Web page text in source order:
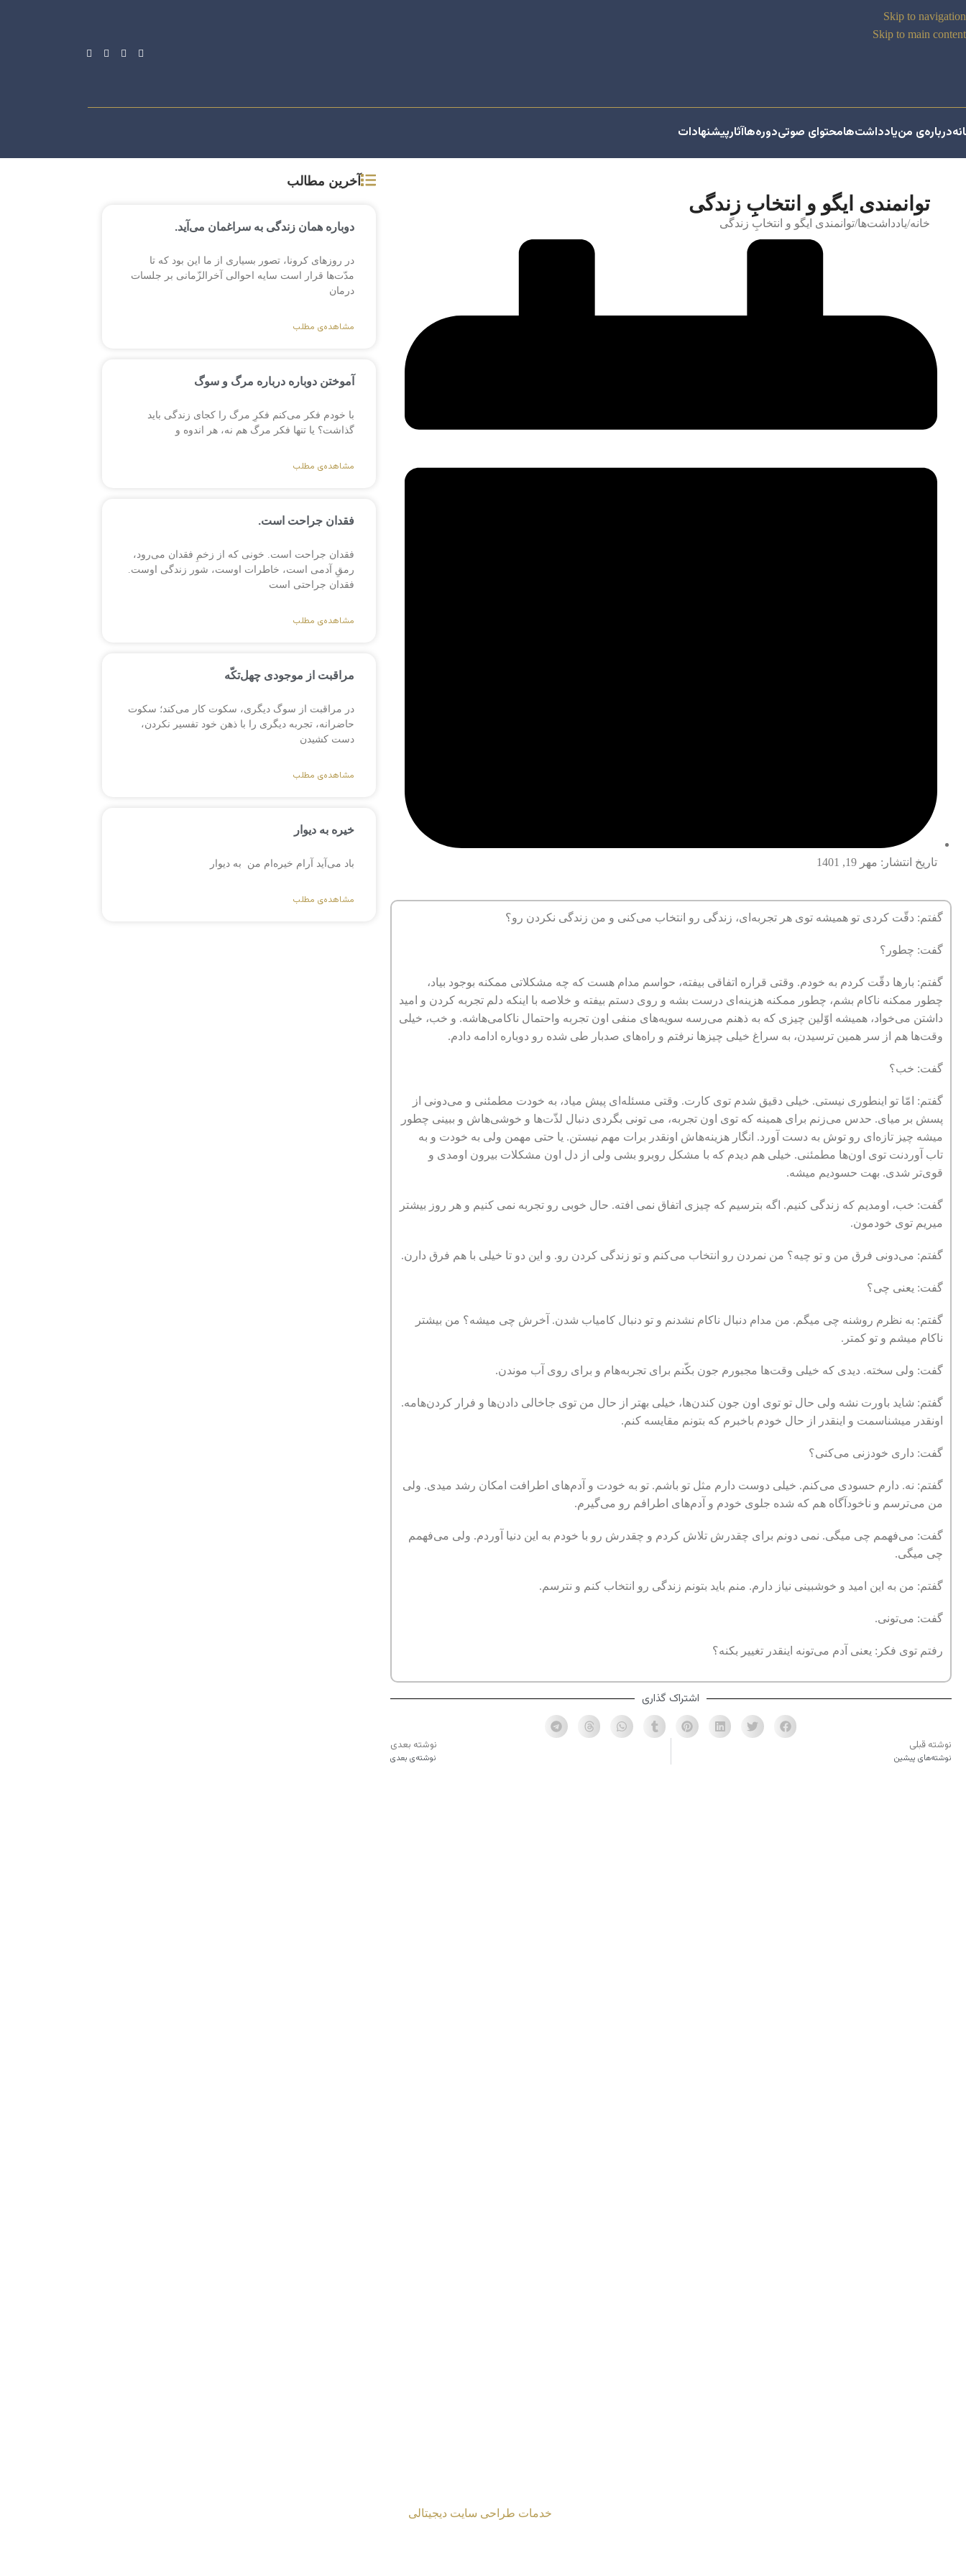
Skip to navigation
Skip to main content
درباره‌ی منیادداشت‌هامحتوای صوتیدوره‌هاآثارپیشنهادات
توانمندی ایگو و انتخابِ زندگی
خانه یادداشت‌ها توانمندی ایگو و انتخابِ زندگی
تاریخ انتشار: مهر 19, 1401
گفتم: دقّت کردی تو همیشه توی هر تجربه‌ای، زندگی رو انتخاب می‌کنی و من زندگی نکردن رو؟
گفت: چطور؟
گفتم: بارها دقّت کردم به خودم. وقتی قراره اتفاقی بیفته، حواسم مدام هست که چه مشکلاتی ممکنه بوجود بیاد،
چطور ممکنه ناکام بشم، چطور ممکنه هزینه‌‌ای درست بشه و روی دستم بیفته و خلاصه با اینکه دلم تجربه کردن و امید
داشتن می‌خواد، همیشه اوّلین چیزی که به ذهنم می‌رسه سویه‌‌‌های منفی اون تجربه واحتمال ناکامی‌‌‌هاشه. و خب، خیلی
وقت‌‌‌ها هم از سر همین ترسیدن‌‌‌، به سراغ خیلی چیزها نرفتم و راه‌های صدبار طی شده رو دوباره ادامه دادم.
گفت: خب؟
گفتم: امّا تو اینطوری نیستی. خیلی دقیق شدم توی کارت. وقتی مسئله‌‌ای پیش میاد، به خودت مطمئنی و می‌دونی از
پسش بر میای. حدس می‌زنم برای همینه که توی اون تجربه، می تونی بگردی دنبال لذّت‌‌‌ها و خوشی‌‌‌هاش و ببینی چطور
میشه چیز تازه‌‌ای رو توش به دست آورد. انگار هزینه‌‌‌هاش اونقدر برات مهم نیستن. یا حتی مهمن ولی به خودت و به
تاب آوردنت توی اون‌ها مطمئنی. خیلی هم دیدم که با مشکل روبرو بشی ولی از دل اون مشکلات بیرون اومدی و
قوی‌تر شدی. بهت حسودیم میشه.
گفت: خب، اومدیم که زندگی کنیم. اگه بترسیم که چیزی اتفاق نمی افته. حال خوبی رو تجربه نمی کنیم و هر روز بیشتر
میریم توی خودمون.
گفتم: می‌دونی فرق من و تو چیه؟ من نمردن رو انتخاب می‌کنم و تو زندگی کردن رو. و این دو تا خیلی با هم فرق دارن.
گفت: یعنی چی؟
گفتم: به نظرم روشنه چی میگم. من مدام دنبال ناکام نشدنم و تو دنبال کامیاب شدن. آخرش چی میشه؟ من بیشتر
ناکام میشم و تو کمتر.
گفت: ولی سخته. دیدی که خیلی وقت‌‌‌ها مجبورم جون بکّنم برای تجربه‌‌‌هام و برای روی آب موندن.
گفتم: شاید باورت نشه ولی حال تو توی اون جون کندن‌‌‌ها، خیلی بهتر از حال من توی جاخالی دادن‌‌‌ها و فرار کردن‌‌‌هامه.
اونقدر میشناسمت و اینقدر از حال خودم باخبرم که بتونم مقایسه کنم.
گفت: داری خودزنی می‌کنی؟
گفتم: نه. دارم حسودی می‌کنم. خیلی دوست دارم مثل تو باشم. تو به خودت و آدم‌های اطرافت امکان رشد میدی. ولی
من می‌ترسم و ناخودآگاه هم که شده جلوی خودم و آدم‌های اطرافم رو می‌گیرم.
گفت: می‌فهمم چی میگی. نمی دونم برای چقدرش تلاش کردم و چقدرش رو با خودم به این دنیا آوردم. ولی می‌فهمم
چی میگی.
گفتم: من به این امید و خوشبینی نیاز دارم. منم باید بتونم زندگی رو انتخاب کنم و نترسم.
گفت: می‌تونی.
رفتم توی فکر: یعنی آدم می‌تونه اینقدر تغییر بکنه؟
اشتراک گذاری
نوشته قبلی
نوشته‌های پیشین
نوشته بعدی
نوشته‌ی بعدی
آخرین مطالب
دوباره همان زندگی به سراغمان می‌آید.
در روزهای کرونا، تصور بسیاری از ما این بود که تا
مدّت‌ها قرار است سایه احوالی آخرالزّمانی بر جلسات
درمان
مشاهده‌ی مطلب
آموختن دوباره درباره مرگ و سوگ
با خودم فکر می‌کنم فکرِ مرگ را کجای زندگی باید
گذاشت؟ یا تنها فکر مرگ هم نه، هر اندوه و
مشاهده‌ی مطلب
فقدان جراحت است.
فقدان جراحت است. خونی که از زخمِ فقدان می‌رود،
رمقِ آدمی است، خاطرات اوست، شور زندگی اوست.
فقدان جراحتی است
مشاهده‌ی مطلب
مراقبت از موجودی چهل‌تکّه
در مراقبت از سوگ دیگری، سکوت کار می‌کند؛ سکوت
حاضرانه، تجربه دیگری را با ذهن خود تفسیر نکردن،
دست کشیدن
مشاهده‌ی مطلب
خیره به دیوار
باد می‌آید آرام خیره‌ام من به دیوار
مشاهده‌ی مطلب
خدمات طراحی سایت دیجیتالی